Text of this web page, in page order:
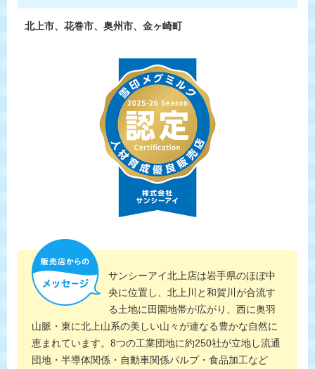
北上市、花巻市、奥州市、金ヶ崎町
サンシーアイ北上店は岩手県のほぼ中
央に位置し、北上川と和賀川が合流す
る土地に田園地帯が広がり、西に奥羽
山脈・東に北上山系の美しい山々が連なる豊かな自然に
恵まれています。8つの工業団地に約250社が立地し流通
団地・半導体関係・自動車関係パルプ・食品加工など